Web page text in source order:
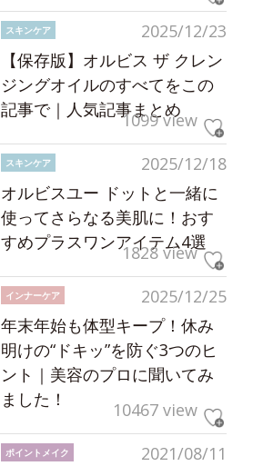
2025/12/23
スキンケア
【保存版】オルビス ザ クレン
ジングオイルのすべてをこの
記事で｜人気記事まとめ
1099 view
2025/12/18
スキンケア
オルビスユー ドットと一緒に
使ってさらなる美肌に！おす
すめプラスワンアイテム4選
1828 view
2025/12/25
インナーケア
年末年始も体型キープ！休み
明けの“ドキッ”を防ぐ3つのヒ
ント｜美容のプロに聞いてみ
ました！
10467 view
2021/08/11
ポイントメイク